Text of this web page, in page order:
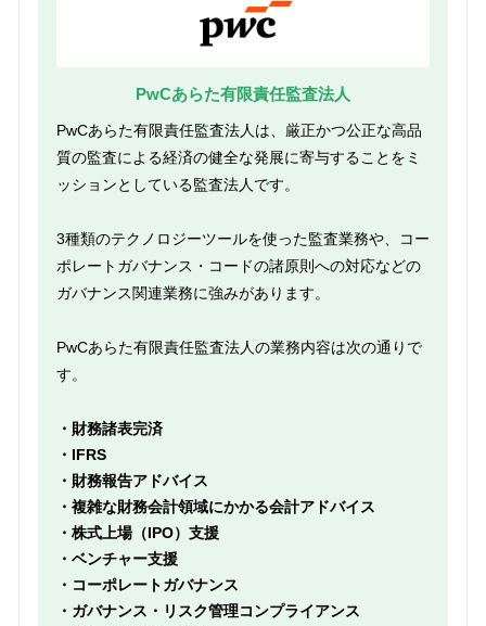
PwCあらた有限責任監査法人
PwCあらた有限責任監査法人は、厳正かつ公正な高品
質の監査による経済の健全な発展に寄与することをミ
ッションとしている監査法人です。
3種類のテクノロジーツールを使った監査業務や、コー
ポレートガバナンス・コードの諸原則への対応などの
ガバナンス関連業務に強みがあります。
PwCあらた有限責任監査法人の業務内容は次の通りで
す。
・財務諸表完済
・IFRS
・財務報告アドバイス
・複雑な財務会計領域にかかる会計アドバイス
・株式上場（IPO）支援
・ベンチャー支援
・コーポレートガバナンス
・ガバナンス・リスク管理コンプライアンス